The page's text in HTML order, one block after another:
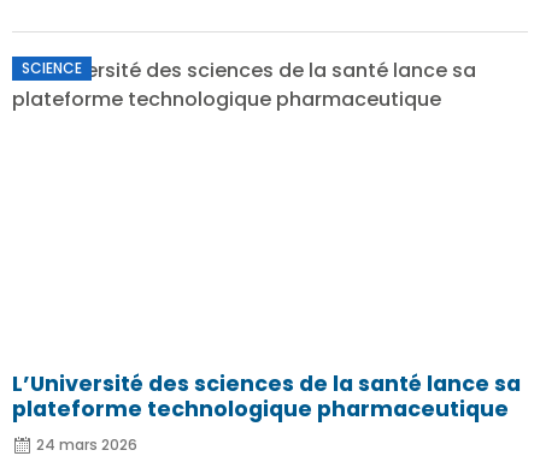
SCIENCE
L’Université des sciences de la santé lance sa
plateforme technologique pharmaceutique
24 mars 2026